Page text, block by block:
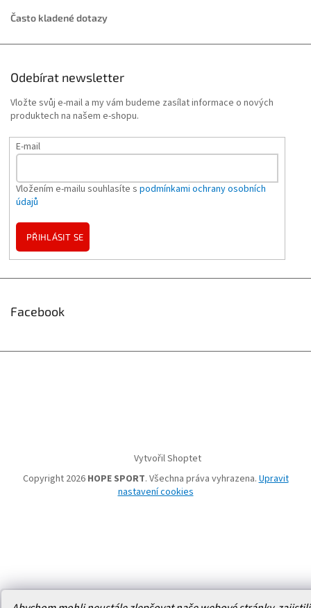
Často kladené dotazy
Odebírat newsletter
Vložte svůj e-mail a my vám budeme zasílat informace o nových
produktech na našem e-shopu.
E-mail
Vložením e-mailu souhlasíte s podmínkami ochrany osobních
údajů
PŘIHLÁSIT SE
Facebook
Vytvořil Shoptet
Copyright 2026 HOPE SPORT. Všechna práva vyhrazena. Upravit
nastavení cookies